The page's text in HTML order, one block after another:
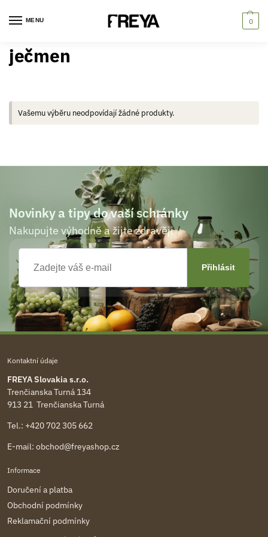
MENU 0
ječmen
Vašemu výběru neodpovídají žádné produkty.
Novinky a tipy do vaší schránky
Nakupujte výhodně a žijte zdravěji
Kontaktní údaje
FREYA Slovakia s.r.o.
Trenčianska Turná 134
913 21 Trenčianska Turná
Tel.: +420 702 305 662
E-mail: obchod@freyashop.cz
Informace
Doručení a platba
Obchodní podmínky
Reklamační podmínky